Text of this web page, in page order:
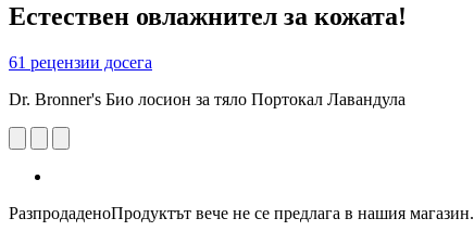
Естествен овлажнител за кожата!
61 рецензии досега
Dr. Bronner's Био лосион за тяло Портокал Лавандула
РазпродаденоПродуктът вече не се предлага в нашия магазин.